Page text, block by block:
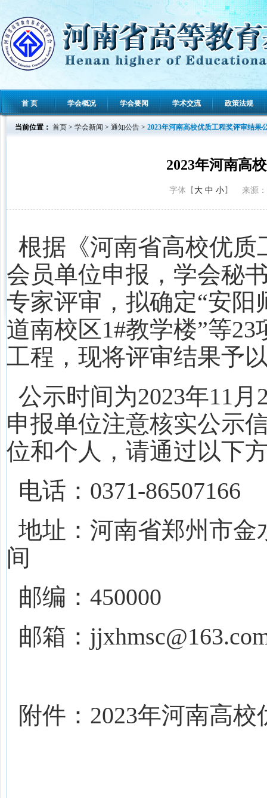
首 页 学会概况 学会要闻 学术交流 政策法规
当前位置： 首页 > 学会新闻 > 通知公告 > 2023年河南高校优质工程奖评审结果
2023年河南高
字体【 大中 小】 来源：
根据《河南省高校优
会员单位申报，学会秘
专家评审，拟确定“安
道南校区1#教学楼”等
工程， 现将评审结果予
公示时间为2023年11
申报单位注意核实公示
位和个人，请通过以下
电话：0371-86507166
地址：河南省郑州市金
间
邮编：450000
邮箱：
附件：2023年河南高